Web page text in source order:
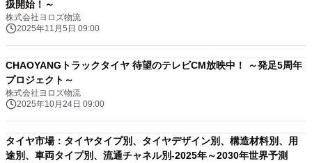
扱開始！～
株式会社ヨロズ物流
2025年11月5日 09:00
CHAOYANGトラックタイヤ 待望のテレビCM放映中！ ～発足5周年
プロジェクト～
株式会社ヨロズ物流
2025年10月24日 09:00
タイヤ市場：タイヤタイプ別、タイヤデザイン別、構造材料別、用
途別、車両タイプ別、流通チャネル別-2025年～2030年世界予測